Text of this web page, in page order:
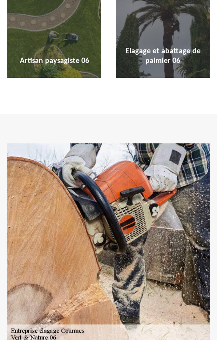
Artisan paysagiste 06
Elagage et abattage de
palmier 06